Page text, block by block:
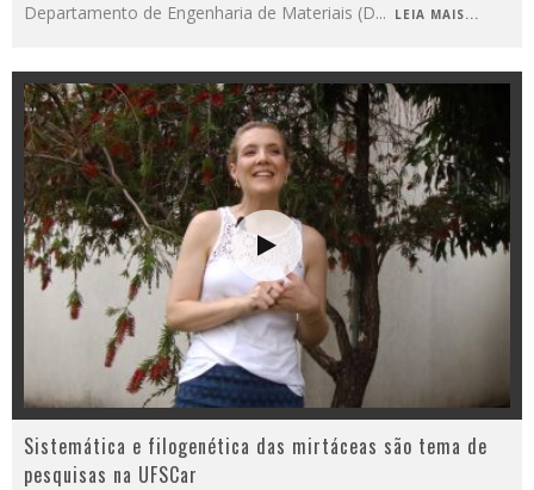
Departamento de Engenharia de Materiais (D... LEIA MAIS...
Sistemática e filogenética das mirtáceas são tema de
pesquisas na UFSCar